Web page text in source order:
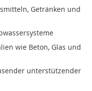
Getränken und
wie Beton, Glas und
unterstützender